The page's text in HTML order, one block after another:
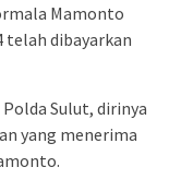
Mamonto
telah dibayarkan
Sulut, dirinya
yang menerima